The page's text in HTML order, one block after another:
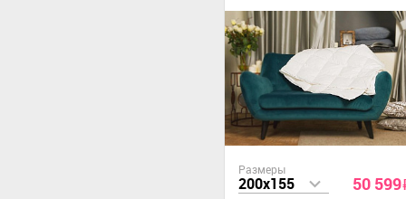
Размеры
200x155 50 599